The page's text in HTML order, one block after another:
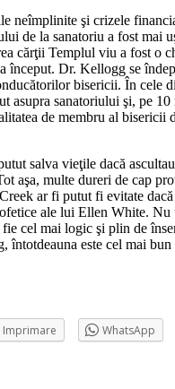
neîmplinite şi crizele
de la sanatoriu a fost mai
cărţii Templul viu a fost o
început. Dr. Kellogg se
bisericii. În cele
asupra sanatoriului şi, pe 10
de membru al bisericii
salva vieţile dacă
aşa, multe dureri de cap
ar fi putut fi evitate
ale lui Ellen White. Nu
cel mai logic şi plin de
întotdeauna este cel mai bun
Imprimare WhatsApp